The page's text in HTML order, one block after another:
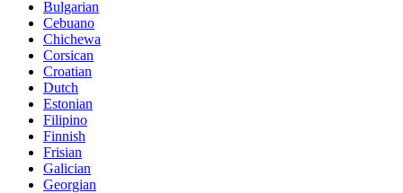
Bulgarian
Cebuano
Chichewa
Corsican
Croatian
Dutch
Estonian
Filipino
Finnish
Frisian
Galician
Georgian